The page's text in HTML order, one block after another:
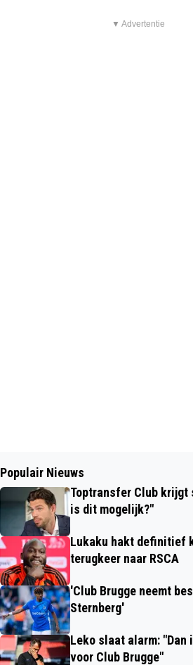
▼ Advertentie
Populair Nieuws
Toptransfer Club krijgt
is dit mogelijk?"
Lukaku hakt definitief
terugkeer naar RSCA
'Club Brugge neemt
Sternberg'
Leko slaat alarm:
voor Club Brugge"